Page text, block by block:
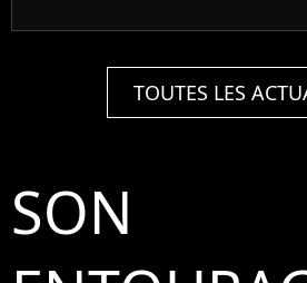
TOUTES LES
SON